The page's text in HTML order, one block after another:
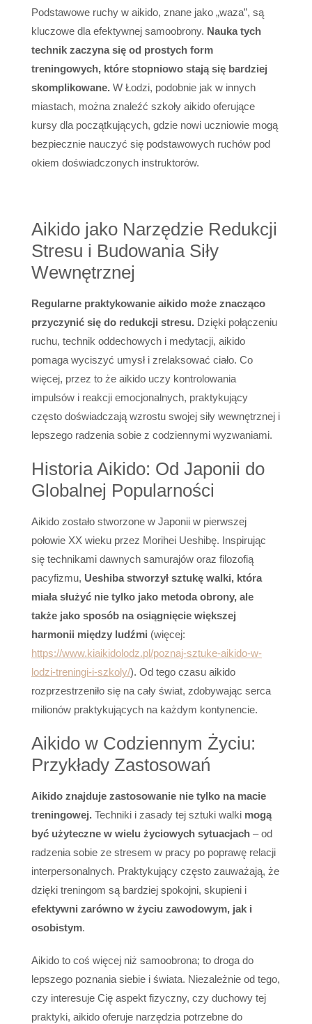
Podstawowe ruchy w aikido, znane jako „waza”, są
kluczowe dla efektywnej samoobrony. Nauka tych
technik zaczyna się od prostych form
treningowych, które stopniowo stają się bardziej
skomplikowane. W Łodzi, podobnie jak w innych
miastach, można znaleźć szkoły aikido oferujące
kursy dla początkujących, gdzie nowi uczniowie mogą
bezpiecznie nauczyć się podstawowych ruchów pod
okiem doświadczonych instruktorów.
Aikido jako Narzędzie Redukcji
Stresu i Budowania Siły
Wewnętrznej
Regularne praktykowanie aikido może znacząco
przyczynić się do redukcji stresu. Dzięki połączeniu
ruchu, technik oddechowych i medytacji, aikido
pomaga wyciszyć umysł i zrelaksować ciało. Co
więcej, przez to że aikido uczy kontrolowania
impulsów i reakcji emocjonalnych, praktykujący
często doświadczają wzrostu swojej siły wewnętrznej i
lepszego radzenia sobie z codziennymi wyzwaniami.
Historia Aikido: Od Japonii do
Globalnej Popularności
Aikido zostało stworzone w Japonii w pierwszej
połowie XX wieku przez Morihei Ueshibę. Inspirując
się technikami dawnych samurajów oraz filozofią
pacyfizmu, Ueshiba stworzył sztukę walki, która
miała służyć nie tylko jako metoda obrony, ale
także jako sposób na osiągnięcie większej
harmonii między ludźmi (więcej:
https://www.kiaikidolodz.pl/poznaj-sztuke-aikido-w-
lodzi-treningi-i-szkoly/). Od tego czasu aikido
rozprzestrzeniło się na cały świat, zdobywając serca
milionów praktykujących na każdym kontynencie.
Aikido w Codziennym Życiu:
Przykłady Zastosowań
Aikido znajduje zastosowanie nie tylko na macie
treningowej. Techniki i zasady tej sztuki walki mogą
być użyteczne w wielu życiowych sytuacjach – od
radzenia sobie ze stresem w pracy po poprawę relacji
interpersonalnych. Praktykujący często zauważają, że
dzięki treningom są bardziej spokojni, skupieni i
efektywni zarówno w życiu zawodowym, jak i
osobistym.
Aikido to coś więcej niż samoobrona; to droga do
lepszego poznania siebie i świata. Niezależnie od tego,
czy interesuje Cię aspekt fizyczny, czy duchowy tej
praktyki, aikido oferuje narzędzia potrzebne do